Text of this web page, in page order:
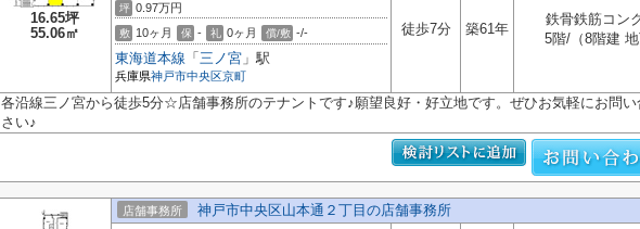
16.65坪
55.06㎡
坪 0.97万円
敷 10ヶ月 保 - 礼 0ヶ月 償/敷 -/-
東海道本線 「 三ノ宮 」駅
兵庫県神戸市中央区京町
徒歩7分 築61年
鉄骨鉄筋コン
5階/（8階建 地
各沿線三ノ宮から徒歩5分☆店舗事務所のテナントです♪願望良好・好立地です。ぜひお気軽にお問
さい♪
店舗事務所 神戸市中央区山本通２丁目の店舗事務所